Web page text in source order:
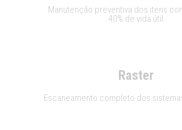
Manutenção preventiva dos itens
40% de vida útil
Raster
Escaneamento completo dos